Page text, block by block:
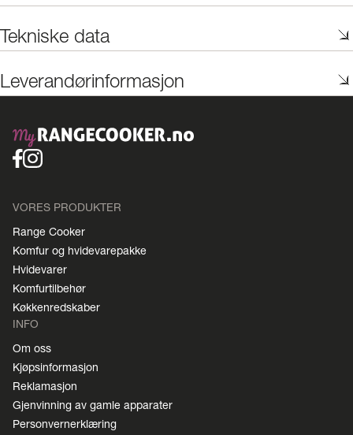
Tekniske data
Leverandørinformasjon
VORES PRODUKTER
Range Cooker
Komfur og hvidevarepakke
Hvidevarer
Komfurtilbehør
Køkkenredskaber
INFO
Om oss
Kjøpsinformasjon
Reklamasjon
Gjenvinning av gamle apparater
Personvernerklæring